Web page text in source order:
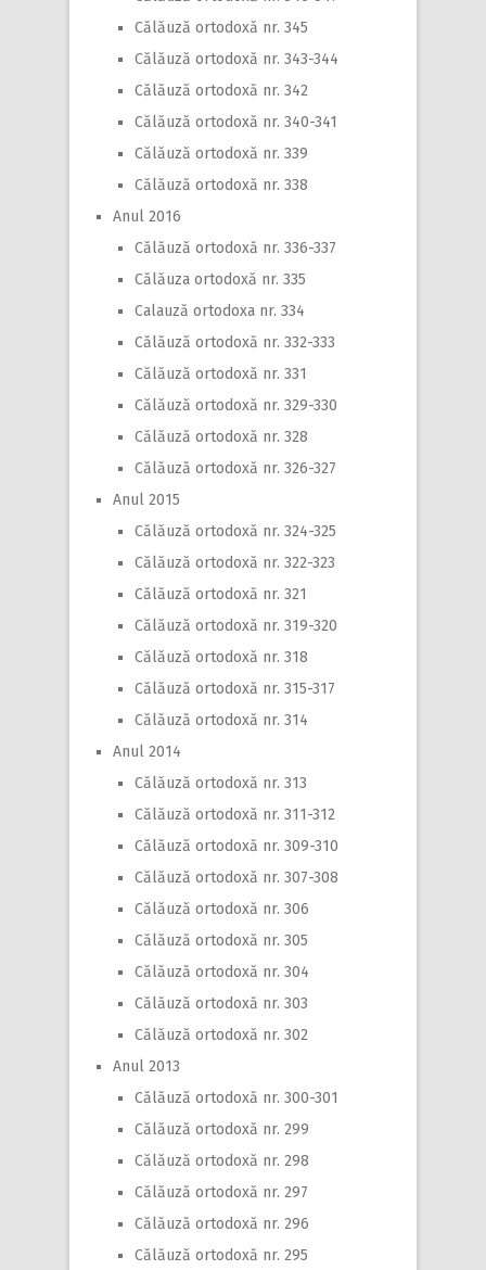
Călăuză ortodoxă nr. 345
Călăuză ortodoxă nr. 343-344
Călăuză ortodoxă nr. 342
Călăuză ortodoxă nr. 340-341
Călăuză ortodoxă nr. 339
Călăuză ortodoxă nr. 338
Anul 2016
Călăuză ortodoxă nr. 336-337
Călăuza ortodoxă nr. 335
Calauză ortodoxa nr. 334
Călăuză ortodoxă nr. 332-333
Călăuză ortodoxă nr. 331
Călăuză ortodoxă nr. 329-330
Călăuză ortodoxă nr. 328
Călăuză ortodoxă nr. 326-327
Anul 2015
Călăuză ortodoxă nr. 324-325
Călăuză ortodoxă nr. 322-323
Călăuză ortodoxă nr. 321
Călăuză ortodoxă nr. 319-320
Călăuză ortodoxă nr. 318
Călăuză ortodoxă nr. 315-317
Călăuză ortodoxă nr. 314
Anul 2014
Călăuză ortodoxă nr. 313
Călăuză ortodoxă nr. 311-312
Călăuză ortodoxă nr. 309-310
Călăuză ortodoxă nr. 307-308
Călăuză ortodoxă nr. 306
Călăuză ortodoxă nr. 305
Călăuză ortodoxă nr. 304
Călăuză ortodoxă nr. 303
Călăuză ortodoxă nr. 302
Anul 2013
Călăuză ortodoxă nr. 300-301
Călăuză ortodoxă nr. 299
Călăuză ortodoxă nr. 298
Călăuză ortodoxă nr. 297
Călăuză ortodoxă nr. 296
Călăuză ortodoxă nr. 295